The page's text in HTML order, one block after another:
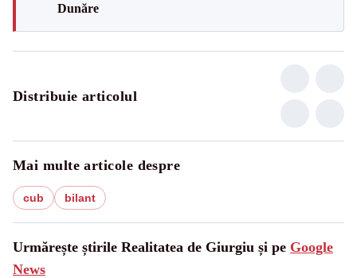
Dunăre
Distribuie articolul
Mai multe articole despre
cub bilant
Urmărește știrile Realitatea de Giurgiu și pe Google
News